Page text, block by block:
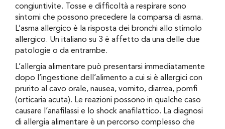
congiuntivite. Tosse e difficoltà a respirare sono
sintomi che possono precedere la comparsa di asma.
L’asma allergico è la risposta dei bronchi allo stimolo
allergico. Un italiano su 3 è affetto da una delle due
patologie o da entrambe.
L’allergia alimentare può presentarsi immediatamente
dopo l’ingestione dell’alimento a cui si è allergici con
prurito al cavo orale, nausea, vomito, diarrea, pomfi
(orticaria acuta). Le reazioni possono in qualche caso
causare l’anafilassi e lo shock anafilattico. La diagnosi
di allergia alimentare è un percorso complesso che